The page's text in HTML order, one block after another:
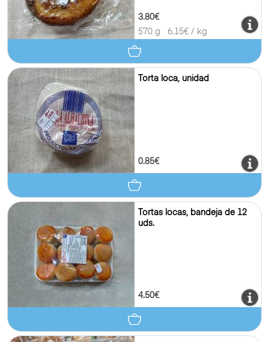
3.80€
570 g
6.15€ / kg
Torta loca, unidad
0.85€
Tortas locas, bandeja de 12
uds.
4.50€